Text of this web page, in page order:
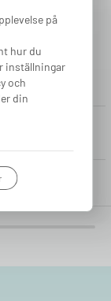
lager
kr
på
hur du
inställningar
och
din